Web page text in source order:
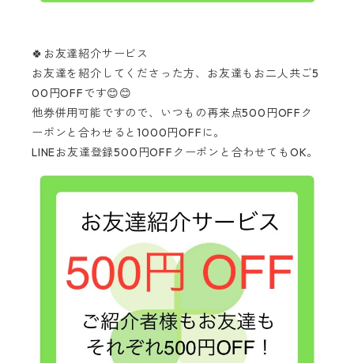
🍀お友達紹介サービス
お友達を紹介してくださった方、お友達もお二人共ご5
00円OFFです😊😊
他券併用可能ですので、いつもの再来点500円OFFク
ーポンと合わせると1000円OFFに。
LINEお友達登録500円OFFクーポンと合わせてもOK。